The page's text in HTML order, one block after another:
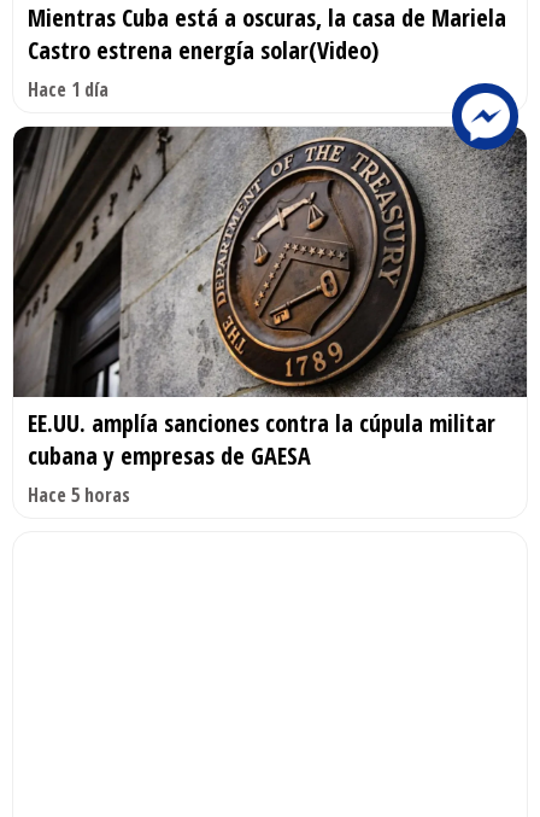
Mientras Cuba está a oscuras, la casa de Mariela
Castro estrena energía solar(Video)
Hace 1 día
EE.UU. amplía sanciones contra la cúpula militar
cubana y empresas de GAESA
Hace 5 horas